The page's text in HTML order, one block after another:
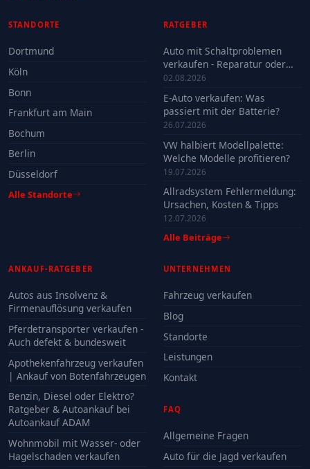
STANDORTE
Dortmund
Köln
Bonn
Frankfurt am Main
Bochum
Berlin
Düsseldorf
Alle Standorte
RATGEBER
Auto mit Schaltproblemen
verkaufen - Reparatur oder
Verkauf?
02.08.2026
E-Auto verkaufen: Was
passiert mit der Batterie?
26.07.2026
VW halbiert Modellpalette:
Welche Modelle profitieren?
19.07.2026
Allradsystem Fehlermeldung:
Ursachen, Kosten & Tipps
12.07.2026
Alle Beiträge
ANKAUF-RATGEBER
Autos aus Insolvenz &
Firmenauflösung verkaufen
Pferdetransporter verkaufen -
Auch defekt & bundesweit
Apothekenfahrzeug verkaufen
| Ankauf von Botenfahrzeugen
Benzin, Diesel oder Elektro?
Ratgeber & Autoankauf bei
Autoankauf ADAM
Wohnmobil mit Wasser- oder
Hagelschaden verkaufen
UNTERNEHMEN
Fahrzeug verkaufen
Blog
Standorte
Leistungen
Kontakt
FAQ
Allgemeine Fragen
Auto für die Jagd verkaufen